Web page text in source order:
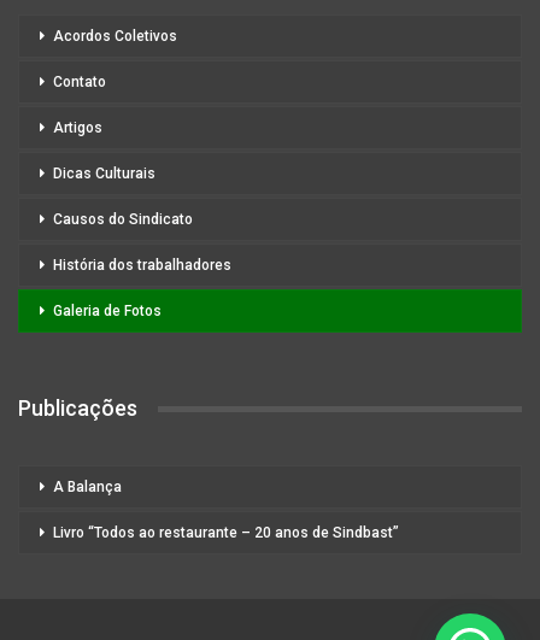
Acordos Coletivos
Contato
Artigos
Dicas Culturais
Causos do Sindicato
História dos trabalhadores
Galeria de Fotos
Publicações
A Balança
Livro “Todos ao restaurante – 20 anos de Sindbast”